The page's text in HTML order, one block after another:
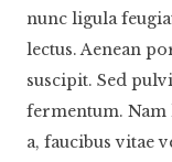
nunc ligula
lectus. Aenean
suscipit. Sed
fermentum.
a, faucibus vitae